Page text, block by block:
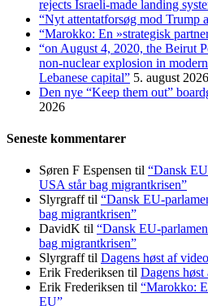
rejects Israeli-made landing
“Nyt attentatforsøg mod Trump
“Marokko: En »strategisk
“on August 4, 2020, the Beirut
non-nuclear explosion in
Lebanese capital” 5. august 2026
Den nye “Keep them out”
2026
Seneste kommentarer
Søren F Espensen til “Dansk
USA står bag migrantkrisen”
Slyrgrafftil “Dansk EU-
bag migrantkrisen”
DavidK til “Dansk EU-
bag migrantkrisen”
Slyrgrafftil Dagens høst af
Erik Frederiksen til Dagens
Erik Frederiksen til “Marokko:
EU”